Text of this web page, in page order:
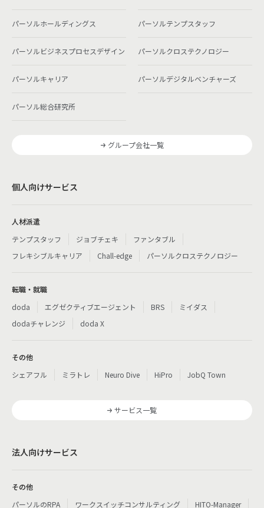
パーソルホールディングス パーソルテンプスタッフ
パーソルビジネスプロセスデザイン パーソルクロステクノロジー
パーソルキャリア パーソルデジタルベンチャーズ
パーソル総合研究所
グループ会社一覧
個人向けサービス
人材派遣
テンプスタッフ
ジョブチェキ
ファンタブル
フレキシブルキャリア
Chall-edge パーソルクロステクノロジー
転職・就職
doda
エグゼクティブエージェント BRS
ミイダス
dodaチャレンジ
doda X
その他
シェアフル
ミラトレ Neuro Dive HiPro JobQ Town
サービス一覧
法人向けサービス
その他
パーソルのRPA
ワークスイッチコンサルティング HITO-Manager